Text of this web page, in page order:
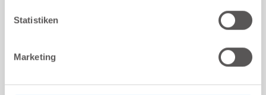
Statistiken
Marketing
Wie ich nach meiner Krebsdiagnose
Nachdem ich an Mastdarmkrebs litt, hatte ich